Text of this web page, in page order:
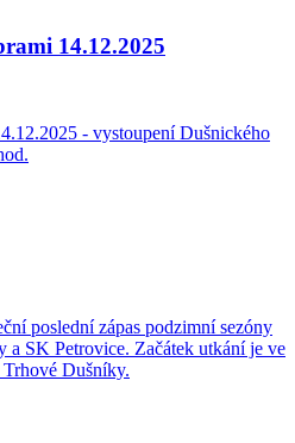
14.12.2025
- vystoupení Dušnického
poslední zápas podzimní sezóny
a SK Petrovice. Začátek utkání je ve
Dušníky.